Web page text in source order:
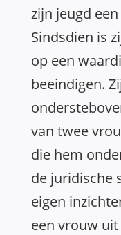
zijn jeugd
Sindsdien is
op een
beeindigen.
van twee
die hem
de juridische
eigen
een vrouw